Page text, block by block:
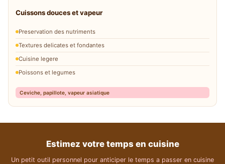
Cuissons douces et vapeur
Preservation des nutriments
Textures delicates et fondantes
Cuisine legere
Poissons et legumes
Ceviche, papillote, vapeur asiatique
Estimez votre temps en cuisine
Un petit outil personnel pour anticiper le temps a passer en cuisine